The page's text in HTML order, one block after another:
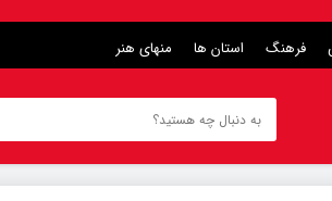
فرهنگ استان ها منهای هنر